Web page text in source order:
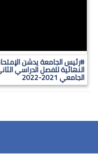
#رئيس الجامعة يدشن
النهائية للفصل الدراسي
الجامعي 2021-2022